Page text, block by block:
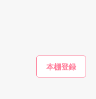
した〜良かったら読ん
朋原 蜜柑／著